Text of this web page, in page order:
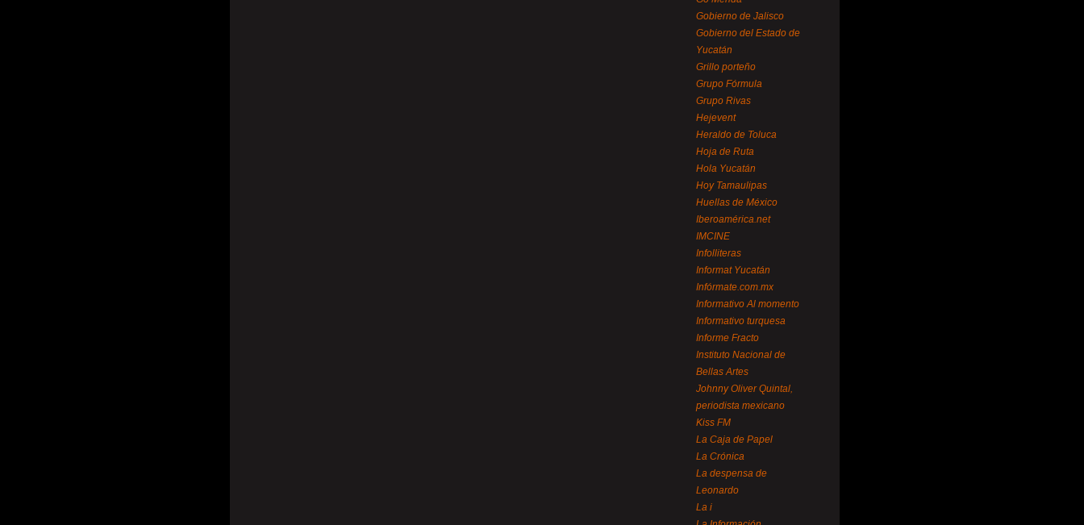
Gobierno de Jalisco
Gobierno del Estado de
Yucatán
Grillo porteño
Grupo Fórmula
Grupo Rivas
Hejevent
Heraldo de Toluca
Hoja de Ruta
Hola Yucatán
Hoy Tamaulipas
Huellas de México
Iberoamérica.net
IMCINE
Infolliteras
Informat Yucatán
Infórmate.com.mx
Informativo Al momento
Informativo turquesa
Informe Fracto
Instituto Nacional de
Bellas Artes
Johnny Oliver Quintal,
periodista mexicano
Kiss FM
La Caja de Papel
La Crónica
La despensa de
Leonardo
La i